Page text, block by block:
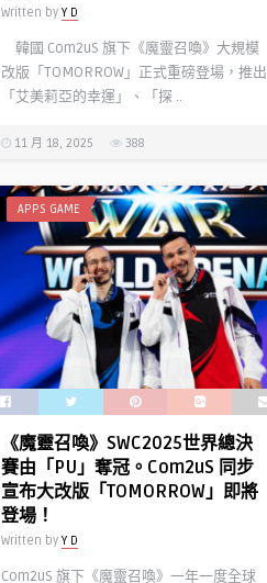
Written by Y D
韓國 Com2uS 旗下《魔靈召喚》大規模
改版「TOMORROW」正式重磅登場，推出
「艾美莉亞的幸運」、「探 ..
11 月 18, 2025 388
APPS GAME
《魔靈召喚》SWC2025世界總決
賽由「PU」奪冠。Com2uS 同步
宣布大改版「TOMORROW」即將
登場！
Written by Y D
Com2uS 旗下《魔靈召喚》一年一度全球